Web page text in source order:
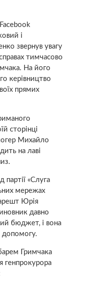
і
звернув увагу
тимчасово
На його
керівництво
прямих
сторінці
Михайло
на лаві
партії «Слуга
мережах
Юрія
давно
бюджет, і вона
допомогу.
Гримчака
генпрокурора